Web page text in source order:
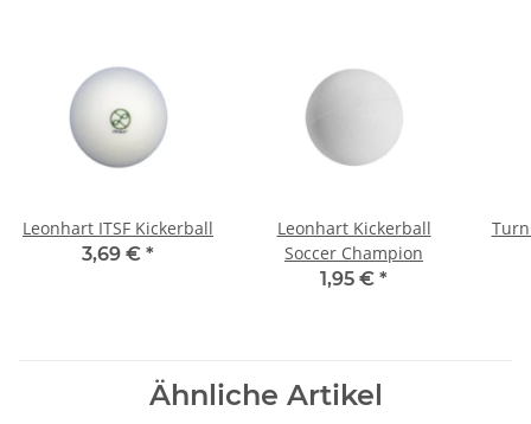
Leonhart ITSF Kickerball
3,69 € *
Leonhart Kickerball
Soccer Champion
1,95 € *
Ähnliche Artikel